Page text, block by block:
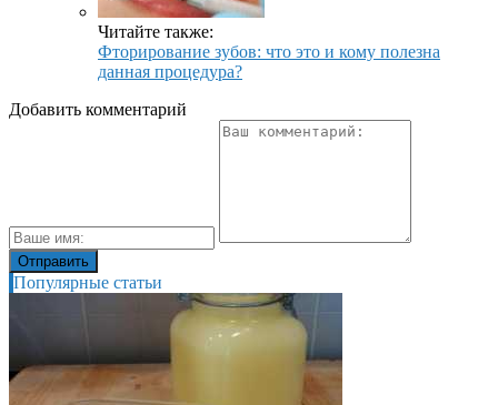
Читайте также:
Фторирование зубов: что это и кому полезна
данная процедура?
Добавить комментарий
Популярные статьи